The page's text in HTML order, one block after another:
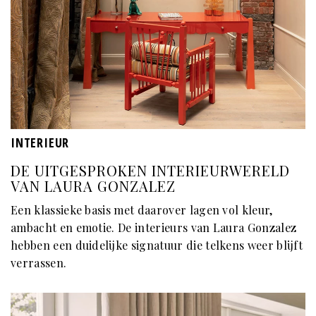
INTERIEUR
DE UITGESPROKEN INTERIEURWERELD
VAN LAURA GONZALEZ
Een klassieke basis met daarover lagen vol kleur,
ambacht en emotie. De interieurs van Laura Gonzalez
hebben een duidelijke signatuur die telkens weer blijft
verrassen.